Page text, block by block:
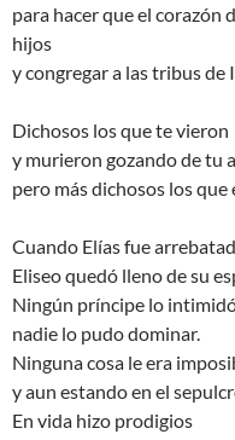
para hacer que el corazón
hijos
y congregar a las tribus de
Dichosos los que te vieron
y murieron gozando de tu
pero más dichosos los
Cuando Elías fue
Eliseo quedó lleno de su
Ningún príncipe lo
nadie lo pudo dominar.
Ninguna cosa le era
y aun estando en el
En vida hizo prodigios